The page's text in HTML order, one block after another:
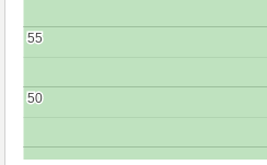
50
50
55
55